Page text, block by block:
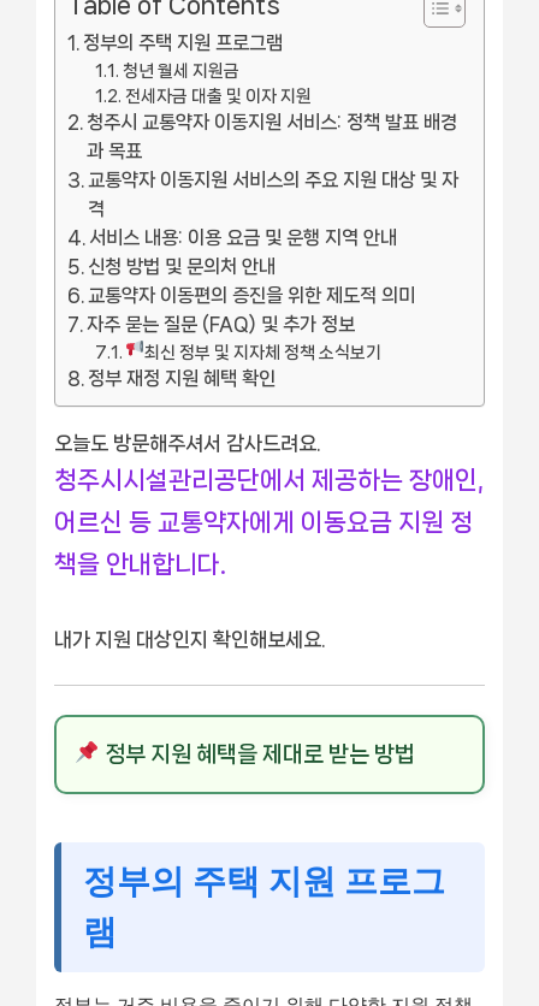
Table of Contents
정부의 주택 지원 프로그램
청년 월세 지원금
전세자금 대출 및 이자 지원
청주시 교통약자 이동지원 서비스: 정책 발표 배경
과 목표
교통약자 이동지원 서비스의 주요 지원 대상 및 자
격
서비스 내용: 이용 요금 및 운행 지역 안내
신청 방법 및 문의처 안내
교통약자 이동편의 증진을 위한 제도적 의미
자주 묻는 질문 (FAQ) 및 추가 정보
최신 정부 및 지자체 정책 소식보기
정부 재정 지원 혜택 확인
오늘도 방문해주셔서 감사드려요.
청주시시설관리공단에서 제공하는 장애인,
어르신 등 교통약자에게 이동요금 지원 정
책을 안내합니다.
내가 지원 대상인지 확인해보세요.
정부 지원 혜택을 제대로 받는 방법
정부의 주택 지원 프로그
램